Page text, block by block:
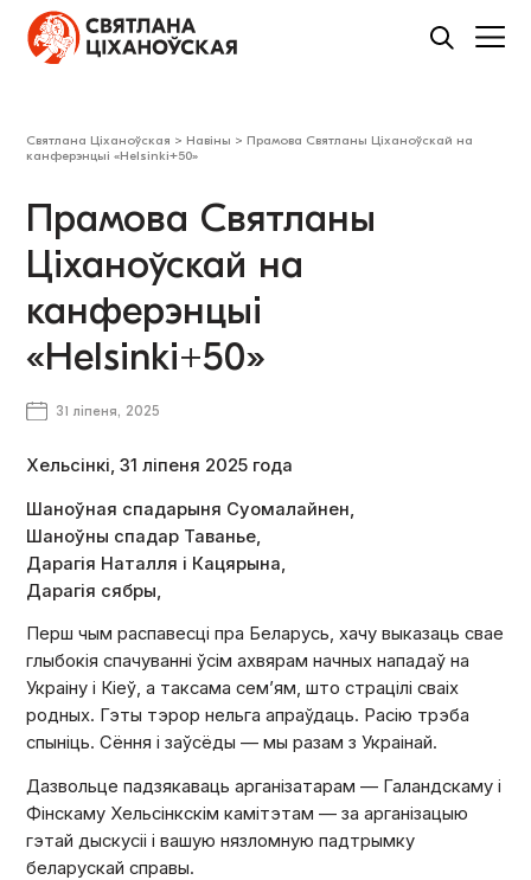
Святлана Ціханоўская > Навіны > Прамова Святланы Ціханоўскай на
канферэнцыі «Helsinki+50»
Прамова Святланы
Ціханоўскай на
канферэнцыі
«Helsinki+50»
31 ліпеня, 2025
Хельсінкі, 31 ліпеня 2025 года
Шаноўная спадарыня Суомалайнен,
Шаноўны спадар Таванье,
Дарагія Наталля і Кацярына,
Дарагія сябры,
Перш чым распавесці пра Беларусь, хачу выказаць свае
глыбокія спачуванні ўсім ахвярам начных нападаў на
Украіну і Кіеў, а таксама сем’ям, што страцілі сваіх
родных. Гэты тэрор нельга апраўдаць. Расію трэба
спыніць. Сёння і заўсёды — мы разам з Украінай.
Дазвольце падзякаваць арганізатарам — Галандскаму і
Фінскаму Хельсінкскім камітэтам — за арганізацыю
гэтай дыскусіі і вашую нязломную падтрымку
беларускай справы.